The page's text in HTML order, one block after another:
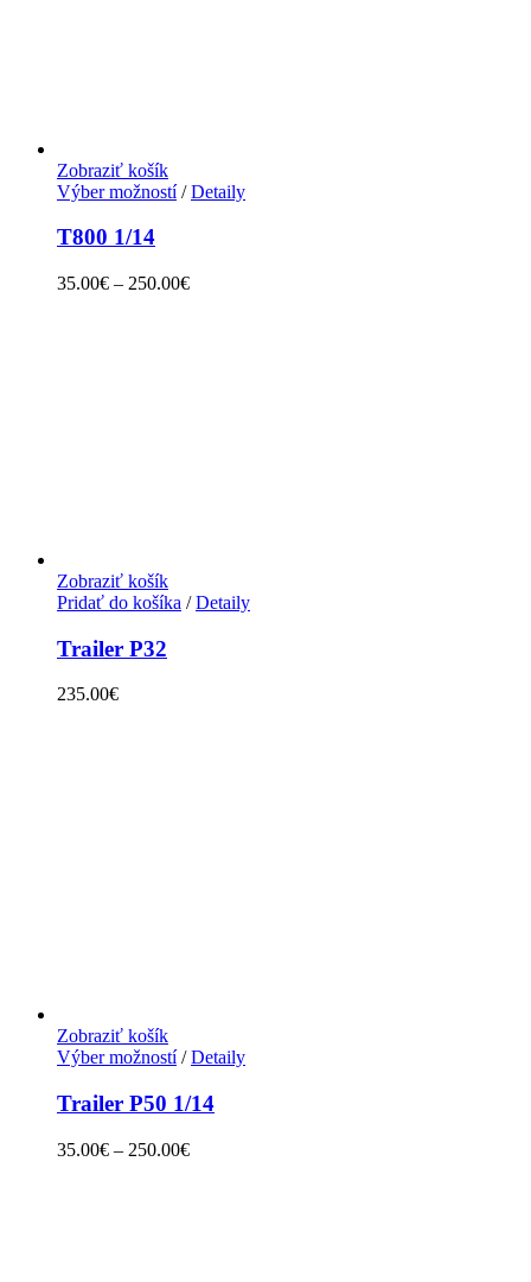
Zobraziť košík
Výber možností/ Detaily
T800 1/14
35.00€ – 250.00€
Zobraziť košík
Pridať do košíka / Detaily
Trailer P32
235.00€
Zobraziť košík
Výber možností/ Detaily
Trailer P50 1/14
35.00€ – 250.00€